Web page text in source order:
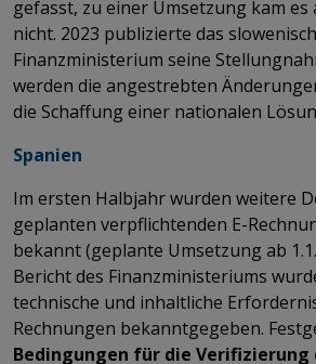
gefasst, zu einer Umsetzung kam
nicht. 2023 publizierte das
Finanzministerium seine
werden die angestrebten
die Schaffung einer nationalen
Spanien
Im ersten Halbjahr wurden weitere
geplanten verpflichtenden E-
bekannt (geplante Umsetzung ab
Bericht des Finanzministeriums
technische und inhaltliche
Rechnungen bekanntgegeben.
Bedingungen für die Verifizierung